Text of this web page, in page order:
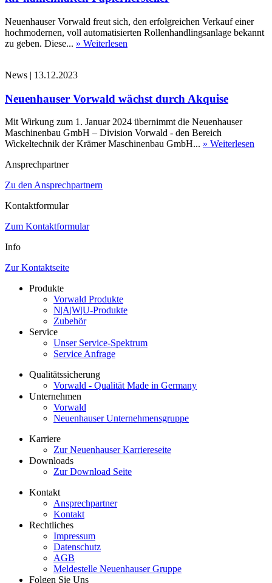
Neuenhauser Vorwald freut sich, den erfolgreichen Verkauf einer
hochmodernen, voll automatisierten Rollenhandlingsanlage bekannt
zu geben. Diese... » Weiterlesen
News | 13.12.2023
Neuenhauser Vorwald wächst durch Akquise
Mit Wirkung zum 1. Januar 2024 übernimmt die Neuenhauser
Maschinenbau GmbH – Division Vorwald - den Bereich
Wickeltechnik der Krämer Maschinenbau GmbH... » Weiterlesen
Ansprechpartner
Zu den Ansprechpartnern
Kontaktformular
Zum Kontaktformular
Info
Zur Kontaktseite
Produkte
Vorwald Produkte
N|A|W|U-Produkte
Zubehör
Service
Unser Service-Spektrum
Service Anfrage
Qualitätssicherung
Vorwald - Qualität Made in Germany
Unternehmen
Vorwald
Neuenhauser Unternehmensgruppe
Karriere
Zur Neuenhauser Karriereseite
Downloads
Zur Download Seite
Kontakt
Ansprechpartner
Kontakt
Rechtliches
Impressum
Datenschutz
AGB
Meldestelle Neuenhauser Gruppe
Folgen Sie Uns